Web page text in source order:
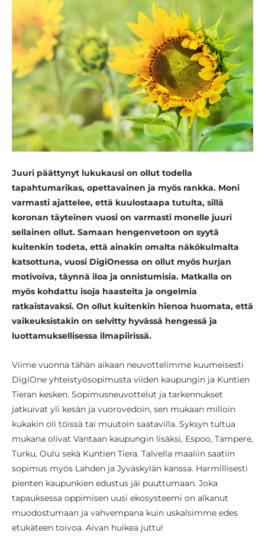
Juuri päättynyt lukukausi on ollut todella
tapahtumarikas, opettavainen ja myös rankka. Moni
varmasti ajattelee, että kuulostaapa tutulta, sillä
koronan täyteinen vuosi on varmasti monelle juuri
sellainen ollut. Samaan hengenvetoon on syytä
kuitenkin todeta, että ainakin omalta näkökulmalta
katsottuna, vuosi DigiOnessa on ollut myös hurjan
motivoiva, täynnä iloa ja onnistumisia. Matkalla on
myös kohdattu isoja haasteita ja ongelmia
ratkaistavaksi. On ollut kuitenkin hienoa huomata, että
vaikeuksistakin on selvitty hyvässä hengessä ja
luottamuksellisessa ilmapiirissä.
Viime vuonna tähän aikaan neuvottelimme kuumeisesti
DigiOne yhteistyösopimusta viiden kaupungin ja Kuntien
Tieran kesken. Sopimusneuvottelut ja tarkennukset
jatkuivat yli kesän ja vuorovedoin, sen mukaan milloin
kukakin oli töissä tai muutoin saatavilla. Syksyn tultua
mukana olivat Vantaan kaupungin lisäksi, Espoo, Tampere,
Turku, Oulu sekä Kuntien Tiera. Talvella maaliin saatiin
sopimus myös Lahden ja Jyväskylän kanssa. Harmillisesti
pienten kaupunkien edustus jäi puuttumaan. Joka
tapauksessa oppimisen uusi ekosysteemi on alkanut
muodostumaan ja vahvempana kuin uskalsimme edes
etukäteen toivoa. Aivan huikea juttu!